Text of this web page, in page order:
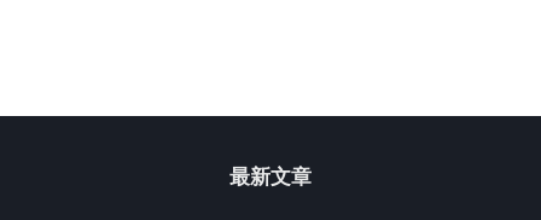
最新文章